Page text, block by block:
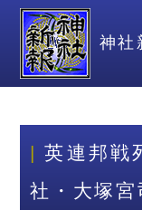
神社
英連邦戦
社・大塚宮